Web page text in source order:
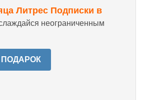
Литрес Подписки в
неограниченным
ПОДАРОК